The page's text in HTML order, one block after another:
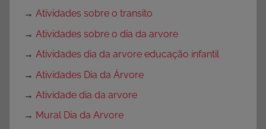
→ Atividades sobre o transito
→ Atividades sobre o dia da arvore
→ Atividades dia da arvore educação infantil
→ Atividades Dia da Árvore
→ Atividade dia da arvore
→ Mural Dia da Arvore